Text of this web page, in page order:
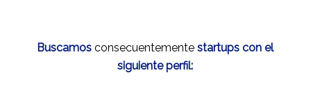
Buscamosconsecuentementestartups con el
siguiente perfil: